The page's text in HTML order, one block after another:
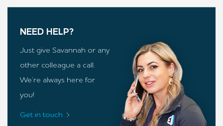
NEED HELP?
Just give Savannah or any
other colleague a call.
We’re always here for
you!
Get in touch